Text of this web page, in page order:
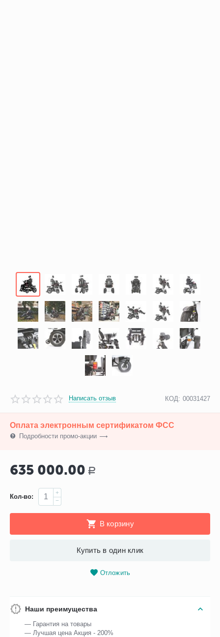
Написать отзыв КОД: 00031427
Оплата электронным сертификатом ФСС
Подробности промо-акции
635 000.00 Р
Кол-во:
+
−
В корзину
Купить в один клик
Отложить
Наши преимущества
— Гарантия на товары
— Лучшая цена Акция - 200%